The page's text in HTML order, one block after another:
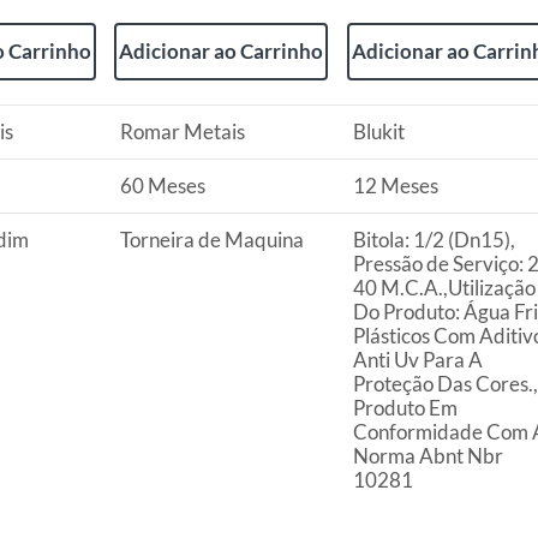
ou no Centro de Distribuição, o atendente
disponível em sua loja em até 30 (trinta) dias,
em quaisquer das lojas ou no Centro de
condições de uso;
qualquer tipo de vício, não é obrigatório. No
original, intacta e acompanhada da
poderá trocar o produto por quaisquer outros
peço superior ao produto objeto da troca, esta
Carrinho Adicionar ao Carrinho Adicionar ao
Romar Metais Blukit
60 Meses 12 Meses
Torneira de Maquina
Bitola: 1/2 (Dn15),
Pressão de Serviço:
40 M.C.A.,Utilização
Do Produto: Água
Plásticos Com
Anti Uv Para A
Proteção Das Cores.,
Produto Em
Conformidade Com
Norma Abnt Nbr
10281